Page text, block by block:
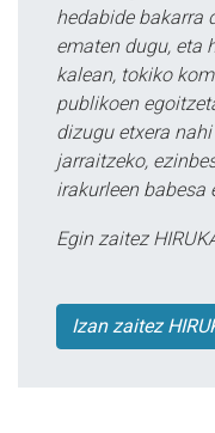
hedabide bakarra
ematen dugu, eta
kalean, tokiko
publikoen
dizugu etxera
jarraitzeko,
irakurleen babesa
Egin zaitez
Izan zaitez